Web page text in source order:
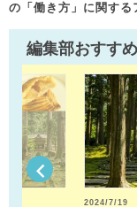
の「働き方」に関する
編集部おすすめ
2024/7/19